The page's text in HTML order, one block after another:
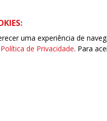
CEP 03041-000 Brás, São Paulo/
Filiadas | 7.933.029 -
uma experiência de
Política de Privacidade. Para